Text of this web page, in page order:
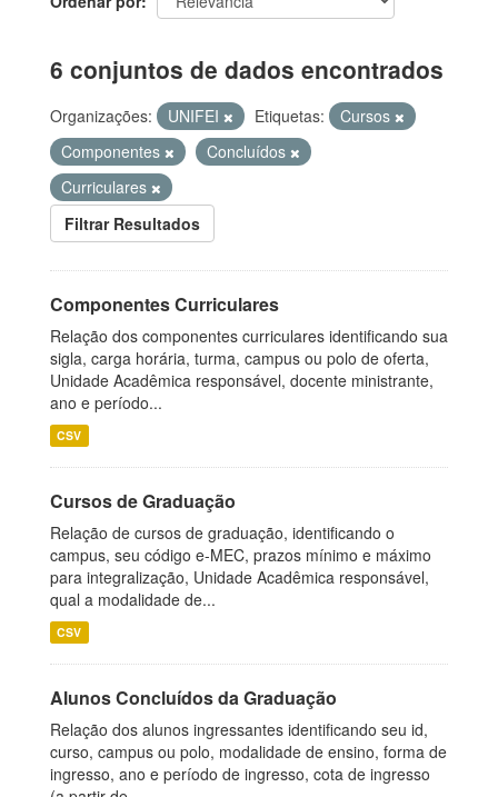
6 conjuntos de dados encontrados
Organizações: UNIFEI Etiquetas:
Cursos
Componentes
Concluídos
Curriculares
Filtrar Resultados
Componentes Curriculares
Relação dos componentes curriculares identificando sua
sigla, carga horária, turma, campus ou polo de oferta,
Unidade Acadêmica responsável, docente ministrante,
ano e período...
CSV
Cursos de Graduação
Relação de cursos de graduação, identificando o
campus, seu código e-MEC, prazos mínimo e máximo
para integralização, Unidade Acadêmica responsável,
qual a modalidade de...
CSV
Alunos Concluídos da Graduação
Relação dos alunos ingressantes identificando seu id,
curso, campus ou polo, modalidade de ensino, forma de
ingresso, ano e período de ingresso, cota de ingresso